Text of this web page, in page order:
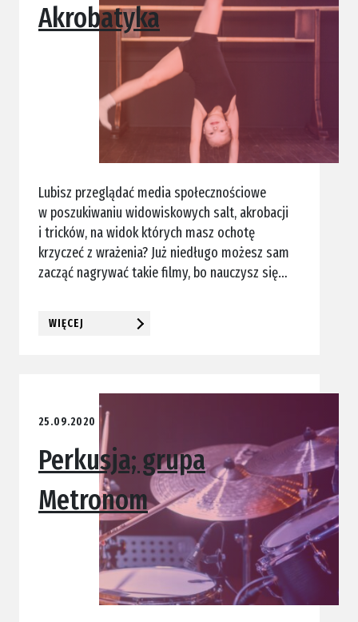
Akrobatyka
Lubisz przeglądać media społecznościowe
w poszukiwaniu widowiskowych salt, akrobacji
i tricków, na widok których masz ochotę
krzyczeć z wrażenia? Już niedługo możesz sam
zacząć nagrywać takie filmy, bo nauczysz się…
WIĘCEJ
25.09.2020
Perkusja; grupa
Metronom